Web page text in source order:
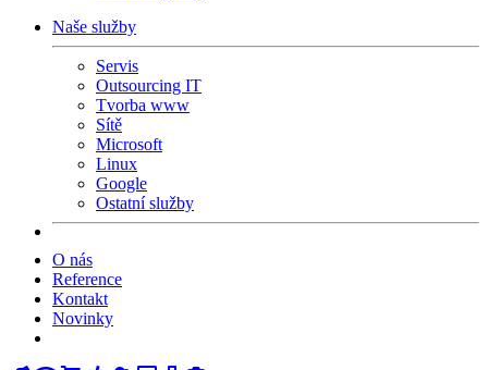
Naše služby
Servis
Outsourcing IT
Tvorba www
Sítě
Microsoft
Linux
Google
Ostatní služby
O nás
Reference
Kontakt
Novinky